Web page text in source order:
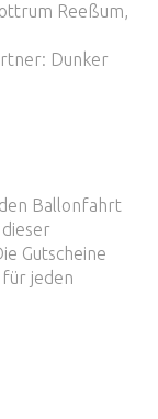
Reeßum,
Dunker
Ballonfahrt
Gutscheine
jeden